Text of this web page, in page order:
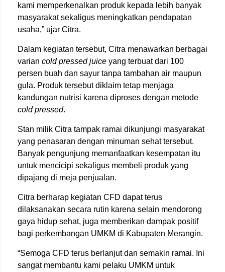
kami memperkenalkan produk kepada lebih banyak
masyarakat sekaligus meningkatkan pendapatan
usaha,” ujar Citra.
Dalam kegiatan tersebut, Citra menawarkan berbagai
varian cold pressed juice yang terbuat dari 100
persen buah dan sayur tanpa tambahan air maupun
gula. Produk tersebut diklaim tetap menjaga
kandungan nutrisi karena diproses dengan metode
cold pressed.
Stan milik Citra tampak ramai dikunjungi masyarakat
yang penasaran dengan minuman sehat tersebut.
Banyak pengunjung memanfaatkan kesempatan itu
untuk mencicipi sekaligus membeli produk yang
dipajang di meja penjualan.
Citra berharap kegiatan CFD dapat terus
dilaksanakan secara rutin karena selain mendorong
gaya hidup sehat, juga memberikan dampak positif
bagi perkembangan UMKM di Kabupaten Merangin.
“Semoga CFD terus berlanjut dan semakin ramai. Ini
sangat membantu kami pelaku UMKM untuk